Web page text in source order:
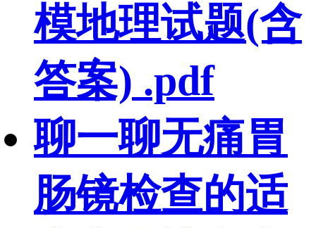
模地理试题(含
答案) .pdf
聊一聊无痛胃
肠镜检查的适